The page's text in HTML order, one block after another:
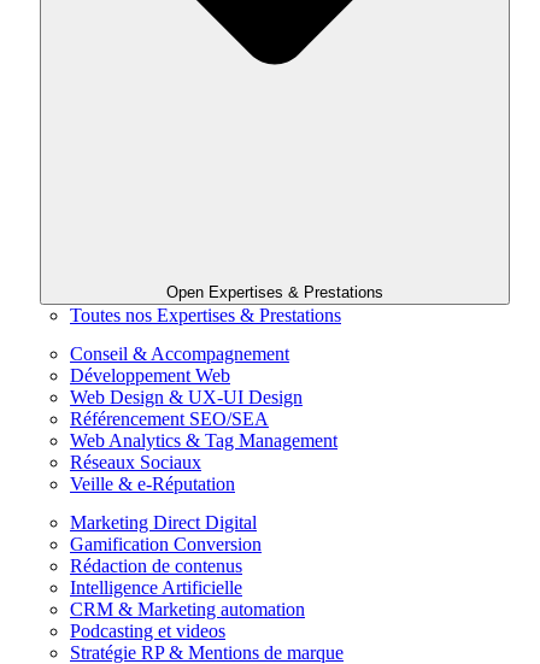
Open Expertises & Prestations
Toutes nos Expertises & Prestations
Conseil & Accompagnement
Développement Web
Web Design & UX-UI Design
Référencement SEO/SEA
Web Analytics & Tag Management
Réseaux Sociaux
Veille & e-Réputation
Marketing Direct Digital
Gamification Conversion
Rédaction de contenus
Intelligence Artificielle
CRM & Marketing automation
Podcasting et videos
Stratégie RP & Mentions de marque